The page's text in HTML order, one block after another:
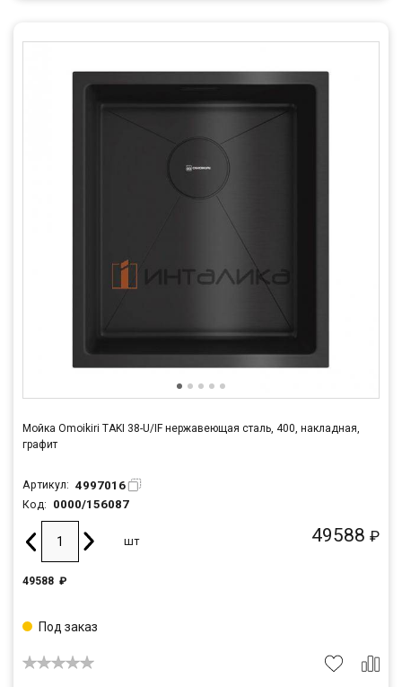
Мойка Omoikiri TAKI 38-U/IF нержавеющая сталь, 400, накладная,
графит
Артикул: 4997016
Код: 0000/156087
49588 ₽
шт
49588 ₽
Под заказ